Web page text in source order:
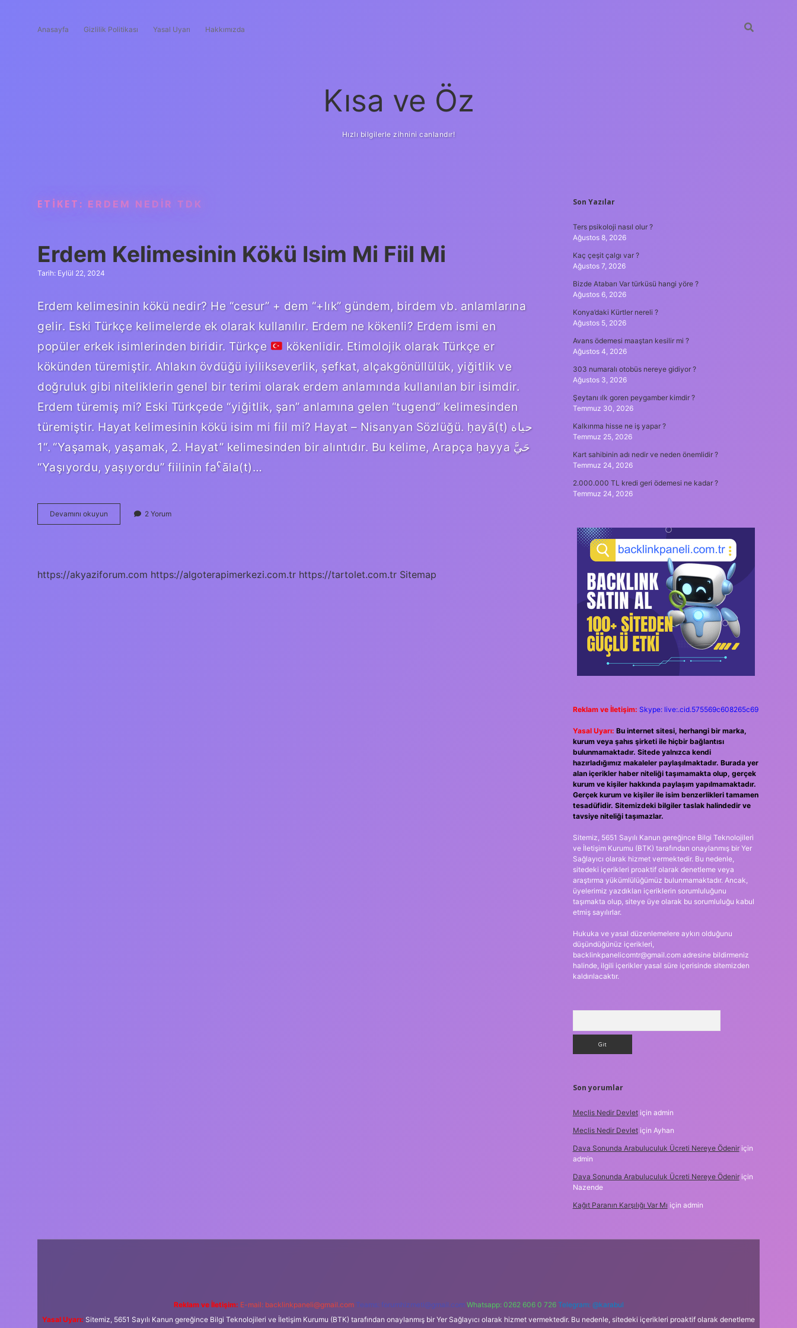
Anasayfa Gizlilik Politikası Yasal Uyarı Hakkımızda
Kısa ve Öz
Hızlı bilgilerle zihnini canlandır!
ETIKET: ERDEM NEDIR TDK
Erdem Kelimesinin Kökü Isim Mi Fiil Mi
Tarih: Eylül 22, 2024
Erdem kelimesinin kökü nedir? He “cesur” + dem “+lık” gündem, birdem vb. anlamlarına
gelir. Eski Türkçe kelimelerde ek olarak kullanılır. Erdem ne kökenli? Erdem ismi en
popüler erkek isimlerinden biridir. Türkçe
kökenlidir. Etimolojik olarak Türkçe er
kökünden türemiştir. Ahlakın övdüğü iyilikseverlik, şefkat, alçakgönüllülük, yiğitlik ve
doğruluk gibi niteliklerin genel bir terimi olarak erdem anlamında kullanılan bir isimdir.
Erdem türemiş mi? Eski Türkçede “yiğitlik, şan” anlamına gelen “tugend” kelimesinden
türemiştir. Hayat kelimesinin kökü isim mi fiil mi? Hayat – Nisanyan Sözlüğü. ḥayā(t) حياة
“1. “Yaşamak, yaşamak, 2. Hayat” kelimesinden bir alıntıdır. Bu kelime, Arapça ḥayya حَيَّ
“Yaşıyordu, yaşıyordu” fiilinin faˁāla(t)…
Devamını okuyun
Kelimesinin
Mi
2 Yorum
https://akyaziforum.com https://algoterapimerkezi.com.tr https://tartolet.com.tr Sitemap
SIDEBAR
Son Yazılar
Ters psikoloji nasıl olur ?
Ağustos 8, 2026
Kaç çeşit çalgı var ?
Ağustos 7, 2026
Bizde Atabarı Var türküsü hangi yöre ?
Ağustos 6, 2026
Konya’daki Kürtler nereli ?
Ağustos 5, 2026
Avans ödemesi maaştan kesilir mi ?
Ağustos 4, 2026
303 numaralı otobüs nereye gidiyor ?
Ağustos 3, 2026
Şeytanı ılk goren peygamber kimdir ?
Temmuz 30, 2026
Kalkınma hisse ne iş yapar ?
Temmuz 25, 2026
Kart sahibinin adı nedir ve neden önemlidir ?
Temmuz 24, 2026
2.000.000 TL kredi geri ödemesi ne kadar ?
Temmuz 24, 2026
Reklam ve İletişim: Skype: live:.cid.575569c608265c69
Yasal Uyarı: Bu internet sitesi, herhangi bir marka,
kurum veya şahıs şirketi ile hiçbir bağlantısı
bulunmamaktadır. Sitede yalnızca kendi
hazırladığımız makaleler paylaşılmaktadır. Burada yer
alan içerikler haber niteliği taşımamakta olup, gerçek
kurum ve kişiler hakkında paylaşım yapılmamaktadır.
Gerçek kurum ve kişiler ile isim benzerlikleri tamamen
tesadüfidir. Sitemizdeki bilgiler taslak halindedir ve
tavsiye niteliği taşımazlar.
Sitemiz, 5651 Sayılı Kanun gereğince Bilgi Teknolojileri
ve İletişim Kurumu (BTK) tarafından onaylanmış bir Yer
Sağlayıcı olarak hizmet vermektedir. Bu nedenle,
sitedeki içerikleri proaktif olarak denetleme veya
araştırma yükümlülüğümüz bulunmamaktadır. Ancak,
üyelerimiz yazdıkları içeriklerin sorumluluğunu
taşımakta olup, siteye üye olarak bu sorumluluğu kabul
etmiş sayılırlar.
Hukuka ve yasal düzenlemelere aykırı olduğunu
düşündüğünüz içerikleri,
backlinkpanelicomtr@gmail.comadresine bildirmeniz
halinde, ilgili içerikler yasal süre içerisinde sitemizden
kaldırılacaktır.
Son yorumlar
Meclis Nedir Devletiçin admin
Meclis Nedir Devletiçin Ayhan
Dava Sonunda Arabuluculuk Ücreti Nereye Ödeniriçin
admin
Dava Sonunda Arabuluculuk Ücreti Nereye Ödeniriçin
Nazende
Kağıt Paranın Karşılığı Var Mı için admin
Reklam ve İletişim: E-mail: backlinkpaneli@gmail.com Teams: forumhizmeti@gmail.com Whatsapp: 0262 606 0 726 Telegram: @karabul
Yasal Uyarı: Sitemiz, 5651 Sayılı Kanun gereğince Bilgi Teknolojileri ve İletişim Kurumu (BTK) tarafından onaylanmış bir Yer Sağlayıcı olarak hizmet vermektedir. Bu nedenle, sitedeki içerikleri proaktif olarak denetleme